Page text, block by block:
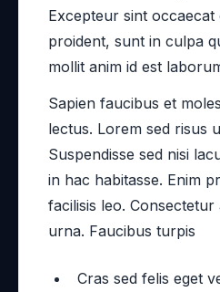
Excepteur sint
proident, sunt in culpa
mollit anim id est
Sapien faucibus et
lectus. Lorem sed risus
Suspendisse sed nisi
in hac habitasse. Enim
facilisis leo.
urna. Faucibus turpis
Cras sed felis eget